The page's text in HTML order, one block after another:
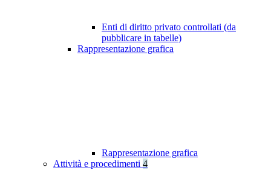
Enti di diritto privato controllati (da
pubblicare in tabelle)
Rappresentazione grafica
Rappresentazione grafica
Attività e procedimenti 4